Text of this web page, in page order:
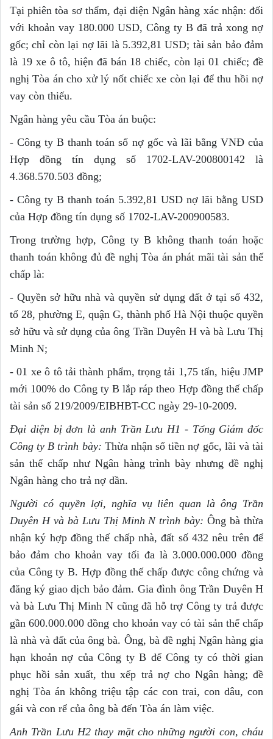
Tại phiên tòa sơ thẩm, đại diện Ngân hàng xác nhận: đối
với khoản vay 180.000 USD, Công ty B đã trả xong nợ
gốc; chỉ còn lại nợ lãi là 5.392,81 USD; tài sản bảo đảm
là 19 xe ô tô, hiện đã bán 18 chiếc, còn lại 01 chiếc; đề
nghị Tòa án cho xử lý nốt chiếc xe còn lại để thu hồi nợ
vay còn thiếu.
Ngân hàng yêu cầu Tòa án buộc:
- Công ty B thanh toán số nợ gốc và lãi bằng VNĐ của
Hợp đồng tín dụng số 1702-LAV-200800142 là
4.368.570.503 đồng;
- Công ty B thanh toán 5.392,81 USD nợ lãi bằng USD
của Hợp đồng tín dụng số 1702-LAV-200900583.
Trong trường hợp, Công ty B không thanh toán hoặc
thanh toán không đủ đề nghị Tòa án phát mãi tài sản thế
chấp là:
- Quyền sở hữu nhà và quyền sử dụng đất ở tại số 432,
tổ 28, phường E, quận G, thành phố Hà Nội thuộc quyền
sở hữu và sử dụng của ông Trần Duyên H và bà Lưu Thị
Minh N;
- 01 xe ô tô tải thành phẩm, trọng tải 1,75 tấn, hiệu JMP
mới 100% do Công ty B lắp ráp theo Hợp đồng thế chấp
tài sản số 219/2009/EIBHBT-CC ngày 29-10-2009.
Đại diện bị đơn là anh Trần Lưu H1 - Tổng Giám đốc
Công ty B trình bày: Thừa nhận số tiền nợ gốc, lãi và tài
sản thế chấp như Ngân hàng trình bày nhưng đề nghị
Ngân hàng cho trả nợ dần.
Người cóquyền lợi, nghĩa vụ liên quan là ông Trần
Duyên H và bà Lưu Thị Minh N trình bày: Ông bà thừa
nhận ký hợp đồng thế chấp nhà, đất số 432 nêu trên để
bảo đảm cho khoản vay tối đa là 3.000.000.000 đồng
của Công ty B. Hợp đồng thế chấp được công chứng và
đăng ký giao dịch bảo đảm. Gia đình ông Trần Duyên H
và bà Lưu Thị Minh N cũng đã hỗ trợ Công ty trả được
gần 600.000.000 đồng cho khoản vay có tài sản thế chấp
là nhà và đất của ông bà. Ông, bà đề nghị Ngân hàng gia
hạn khoản nợ của Công ty B để Công ty có thời gian
phục hồi sản xuất, thu xếp trả nợ cho Ngân hàng; đề
nghị Tòa án không triệu tập các con trai, con dâu, con
gái và con rể của ông bà đến Tòa án làm việc.
Anh Trần Lưu H2 thay mặt cho những người con, cháu